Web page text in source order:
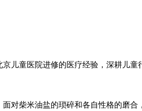
儿童医院进修的医疗经验，深耕儿
对柴米油盐的琐碎和各自性格的磨